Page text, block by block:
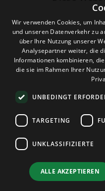
HOSTING
DOMAINS & E-MAIL
TOOLS & SICHERHEIT
UNTERNEHMEN
Terms and Conditions
Wir verwenden Cookies, um
und unseren Datenverkehr zu
über Ihre Nutzung unserer
Analysepartner weiter, die
Informationen kombinieren,
die sie im Rahmen Ihrer
UNBEDINGT
TARGETING
UNKLASSIFIZIERTE
ALLE AKZEPTIEREN